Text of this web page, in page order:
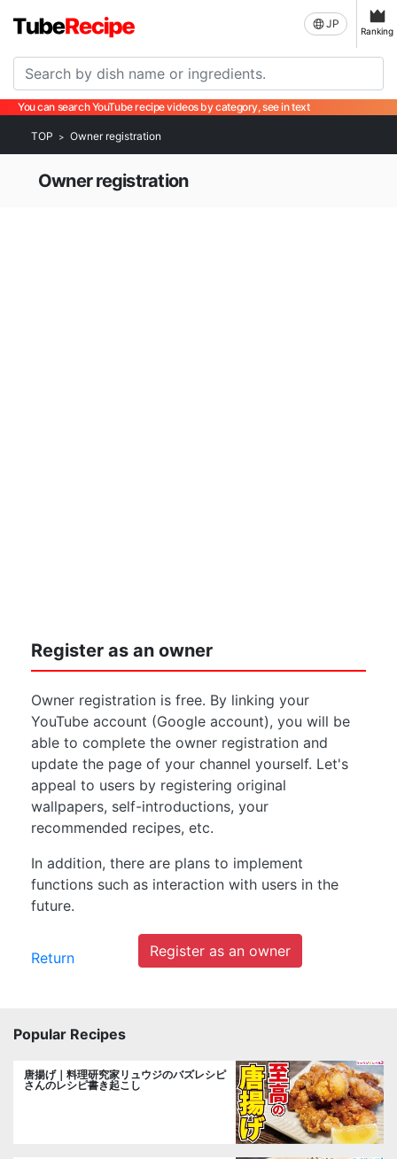
JP
Ranking
You can search YouTube recipe videos by category, see in text
TOP Owner registration
Owner registration
Register as an owner
Owner registration is free. By linking your
YouTube account (Google account), you will be
able to complete the owner registration and
update the page of your channel yourself. Let's
appeal to users by registering original
wallpapers, self-introductions, your
recommended recipes, etc.
In addition, there are plans to implement
functions such as interaction with users in the
future.
Return Register as an owner
Popular Recipes
唐揚げ｜料理研究家リュウジのバズレシピ
さんのレシピ書き起こし